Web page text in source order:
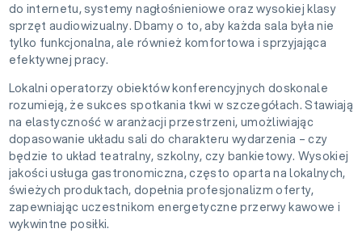
do internetu, systemy nagłośnieniowe oraz wysokiej klasy
sprzęt audiowizualny. Dbamy o to, aby każda sala była nie
tylko funkcjonalna, ale również komfortowa i sprzyjająca
efektywnej pracy.
Lokalni operatorzy obiektów konferencyjnych doskonale
rozumieją, że sukces spotkania tkwi w szczegółach. Stawiają
na elastyczność w aranżacji przestrzeni, umożliwiając
dopasowanie układu sali do charakteru wydarzenia – czy
będzie to układ teatralny, szkolny, czy bankietowy. Wysokiej
jakości usługa gastronomiczna, często oparta na lokalnych,
świeżych produktach, dopełnia profesjonalizm oferty,
zapewniając uczestnikom energetyczne przerwy kawowe i
wykwintne posiłki.